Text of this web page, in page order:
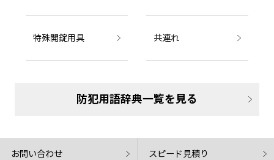
特殊開錠用具 共連れ
防犯用語辞典一覧を見る
お問い合わせ スピード見積り